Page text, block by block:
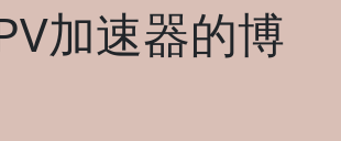
加速器的博